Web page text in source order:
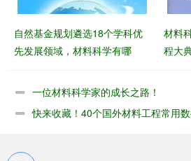
自然基金规划遴选18个学科优
先发展领域，材料科学有哪
材料
程大
一位材料科学家的成长之路！
快来收藏！40个国外材料工程常用